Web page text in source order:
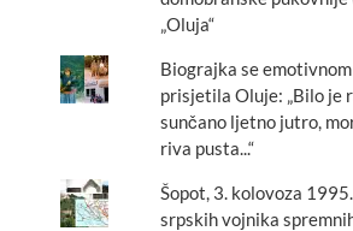
„Oluja“
Biograjka se
prisjetila Oluje: „Bilo je
sunčano ljetno jutro,
riva pusta...“
Šopot, 3. kolovoza
srpskih vojnika